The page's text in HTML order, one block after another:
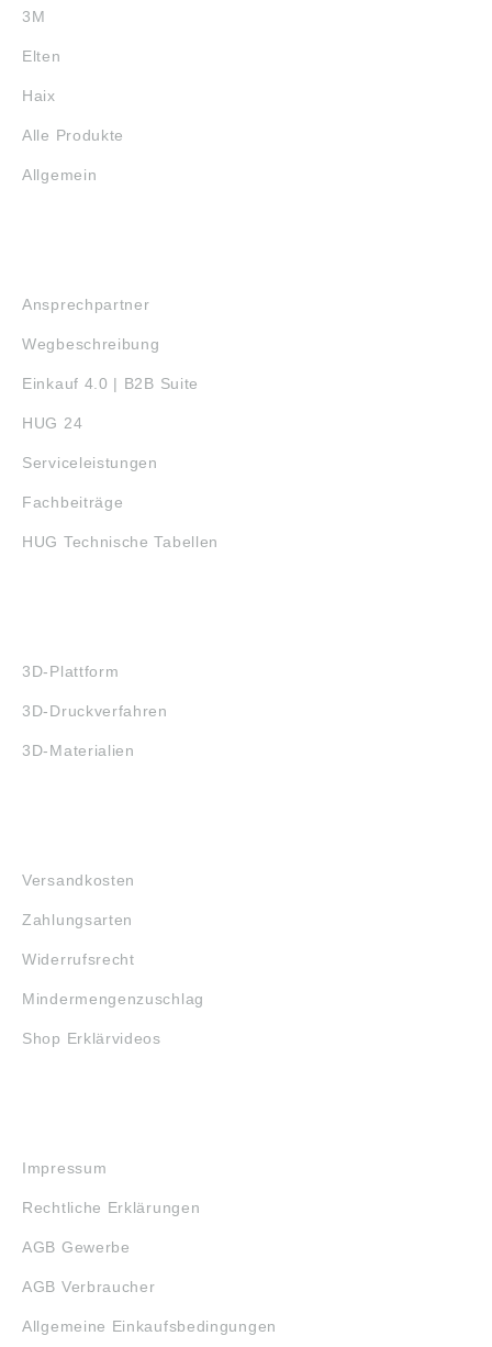
3M
Elten
Haix
Alle Produkte
Allgemein
Ansprechpartner
Wegbeschreibung
Einkauf 4.0 | B2B Suite
HUG 24
Serviceleistungen
Fachbeiträge
HUG Technische Tabellen
3D-Plattform
3D-Druckverfahren
3D-Materialien
Versandkosten
Zahlungsarten
Widerrufsrecht
Mindermengenzuschlag
Shop Erklärvideos
Impressum
Rechtliche Erklärungen
AGB Gewerbe
AGB Verbraucher
Allgemeine Einkaufsbedingungen